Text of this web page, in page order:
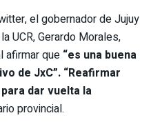
el gobernador de Jujuy
UCR, Gerardo Morales,
afirmar que “es una buena
de JxC”. “Reafirmar
dar vuelta la
provincial.